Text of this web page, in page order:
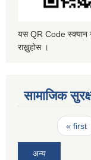
यस QR Code स्क्यान
राख्नुहोस ।
सामाजिक
Pages« first
अन्य